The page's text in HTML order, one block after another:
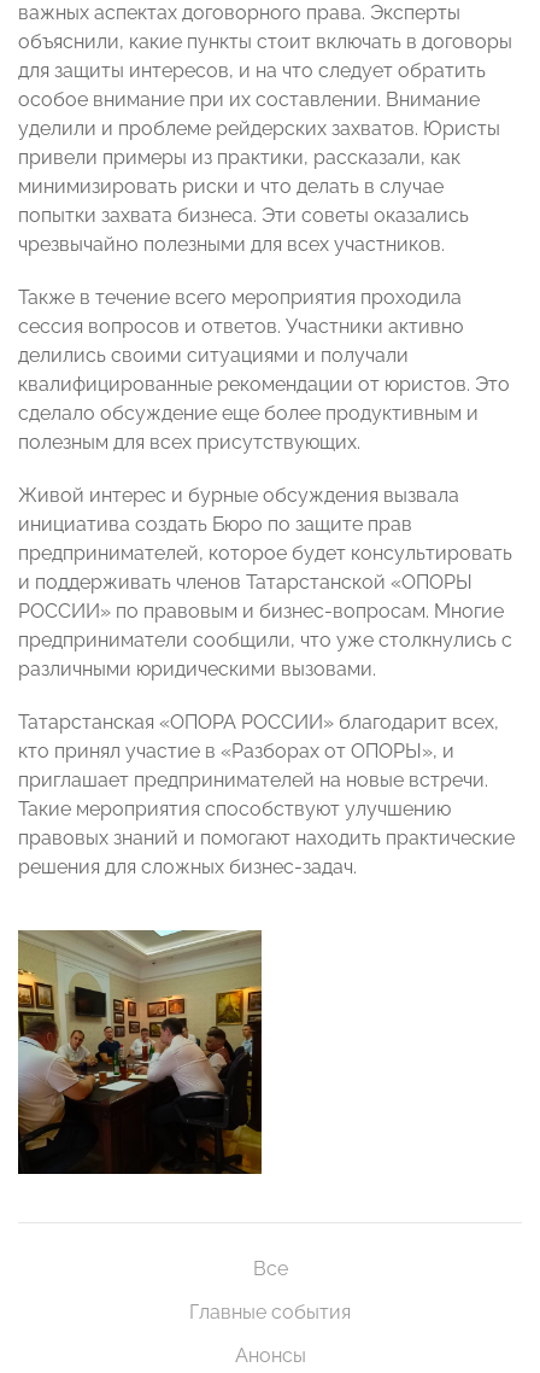
важных аспектах договорного права. Эксперты
объяснили, какие пункты стоит включать в договоры
для защиты интересов, и на что следует обратить
особое внимание при их составлении. Внимание
уделили и проблеме рейдерских захватов. Юристы
привели примеры из практики, рассказали, как
минимизировать риски и что делать в случае
попытки захвата бизнеса. Эти советы оказались
чрезвычайно полезными для всех участников.
Также в течение всего мероприятия проходила
сессия вопросов и ответов. Участники активно
делились своими ситуациями и получали
квалифицированные рекомендации от юристов. Это
сделало обсуждение еще более продуктивным и
полезным для всех присутствующих.
Живой интерес и бурные обсуждения вызвала
инициатива создать Бюро по защите прав
предпринимателей, которое будет консультировать
и поддерживать членов Татарстанской «ОПОРЫ
РОССИИ» по правовым и бизнес-вопросам. Многие
предприниматели сообщили, что уже столкнулись с
различными юридическими вызовами.
Татарстанская «ОПОРА РОССИИ» благодарит всех,
кто принял участие в «Разборах от ОПОРЫ», и
приглашает предпринимателей на новые встречи.
Такие мероприятия способствуют улучшению
правовых знаний и помогают находить практические
решения для сложных бизнес-задач.
Все
Главные события
Анонсы